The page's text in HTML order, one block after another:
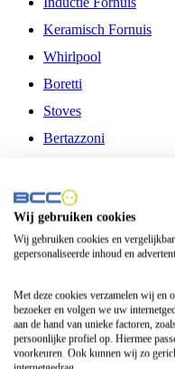
Keramisch Fornuis
Whirlpool
Boretti
Stoves
Bertazzoni
Fitelli
Airfryer
Frituurpan
Contactgrill
Broodbakmachine
Broodrooster
Wij gebruiken cookies
Wij gebruiken cookies en
gepersonaliseerde inhoud en
Met deze cookies verzamelen wij en
bezoeker en volgen we uw
aan de hand van unieke factoren,
persoonlijke profiel op. Hiermee
voorkeuren. Ook kunnen wij zo